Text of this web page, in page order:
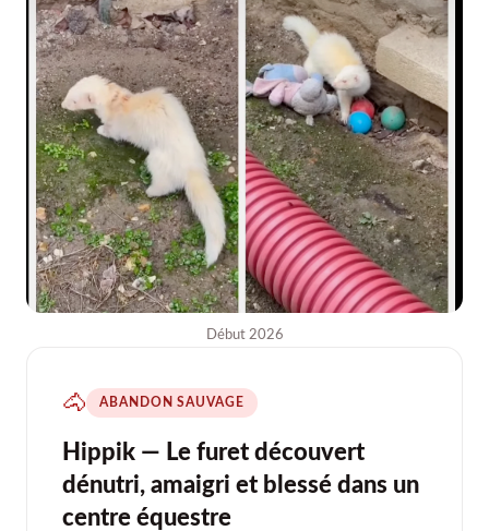
Début 2026
🐴 ABANDON SAUVAGE
Hippik — Le furet découvert
dénutri, amaigri et blessé dans un
centre équestre